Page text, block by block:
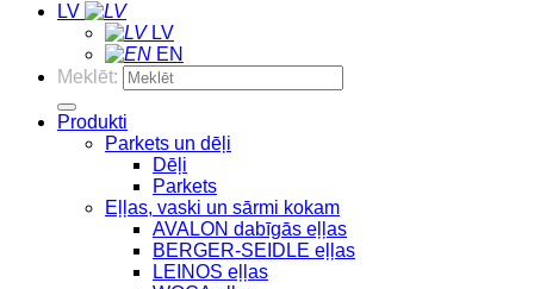
LV
LV
EN
Meklēt:
Produkti
Parkets un dēļi
Dēļi
Parkets
Eļļas, vaski un sārmi kokam
AVALON dabīgās eļļas
BERGER-SEIDLE eļļas
LEINOS eļļas